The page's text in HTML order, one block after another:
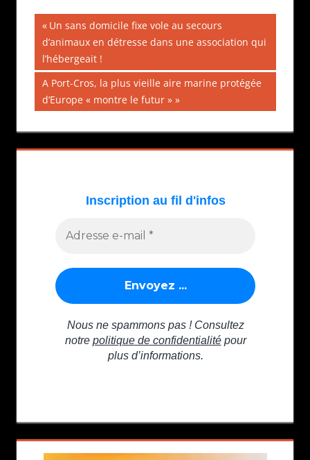
Navigation
de
l’article
Publication
précédente :
Un sans domicile fixe vole au secours
d’animaux en détresse dans une association qui
l’hébergeait !
Publication
suivante :
A Port-Cros, la plus vieille aire marine protégée
d’Europe « montre le futur »